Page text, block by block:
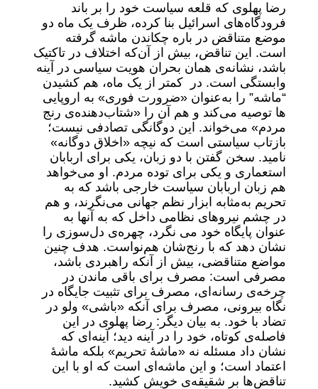
رضا پهلوی که قلعه سیاست خود را بر باند
فرودگاه‌های اسرائیل بنا کرده، ظرف یک ماه دو
موضع متناقض در باره چکاندن ماشه گرفته
است. این تناقض، بیش از آن‌که اختلاف در تاکتیک
باشد، نشانه‌ی همان بحران هویت سیاسی در آینه
وابستگی است. در کمتر از یک ماه، هم کشیدن
“ماشه” را به‌عنوان «ضرورت فوری» به اروپایی
ها توصیه می‌کند و هم آن را «شتاب‌دهنده‌ی رنج
مردم» می‌خواند. این دوگانگی تصادفی نیست؛
بازتاب سیاستی است که نیچه «اخلاق دوگانه»
‌نامید. سخن گفتن با دو زبان، یکی برای اربابان
استعماری و یکی برای توده مردم. او می‌خواهد
هم زبان اربابان سیاست خارجی باشد که به
تحریم به‌مثابه ابزار نظم جهانی می‌نگرند، و هم
در چشم نیروهای نظامی داخل که به آنها به
عنوان پایگاه خود می نگرد، چهره‌ی دل‌سوزی را
نشان دهد که با رنج‌شان هم‌نواست. هدف چنین
مواضع متناقضی، بیش از آنکه راهبردی باشد،
مصرفی است: مصرف برای باقی ماندن در
چرخه‌ی رسانه‌ای، مصرف برای تثبیت جایگاه در
نگاه بیرونی، مصرف برای آنکه «باشی» ولو در
تضاد با خود. به بیان دیگر: رضا پهلوی در این
فاصله‌ی کوتاه، خود را در آینه دید؛ آینه‌ای که
نشان داد مسئله نه «ماشۀ تحریم» بلکه ماشۀ
اعتماد است؛ و این ماشه‌ای است که او با این
تناقض‌ها بر شقیقه‌ی خویش کشید.